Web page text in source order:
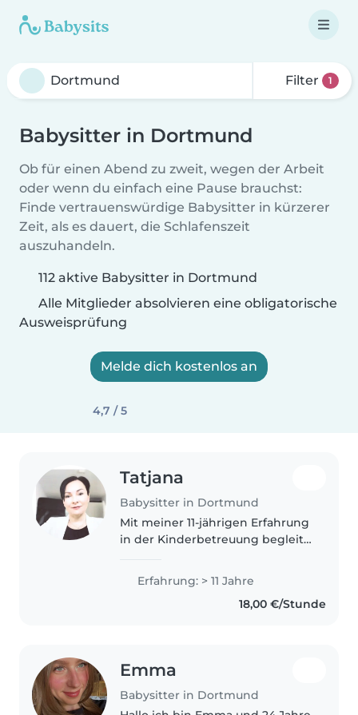
Filter 1
Babysitter in Dortmund
Ob für einen Abend zu zweit, wegen der Arbeit
oder wenn du einfach eine Pause brauchst:
Finde vertrauenswürdige Babysitter in kürzerer
Zeit, als es dauert, die Schlafenszeit
auszuhandeln.
112 aktive Babysitter in Dortmund
Alle Mitglieder absolvieren eine obligatorische
Ausweisprüfung
Melde dich kostenlos an
4,7 / 5
Tatjana
Babysitter in Dortmund
Mit meiner 11-jährigen Erfahrung
in der Kinderbetreuung begleite
besonders bei ADHS oder
körperlichen Einschränkungen.
Multilingual in Deutsch,
Erfahrung: > 11 Jahre
18,00 €/Stunde
Emma
Babysitter in Dortmund